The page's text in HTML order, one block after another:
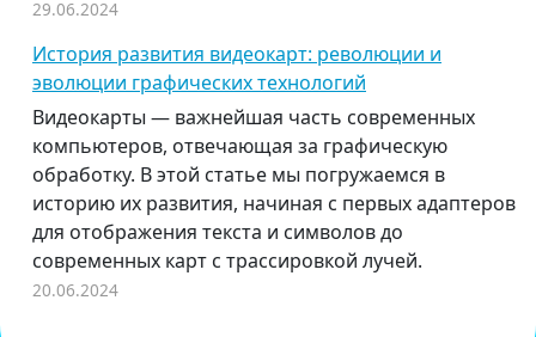
29.06.2024
История развития видеокарт: революции и
эволюции графических технологий
Видеокарты — важнейшая часть современных
компьютеров, отвечающая за графическую
обработку. В этой статье мы погружаемся в
историю их развития, начиная с первых адаптеров
для отображения текста и символов до
современных карт с трассировкой лучей.
20.06.2024